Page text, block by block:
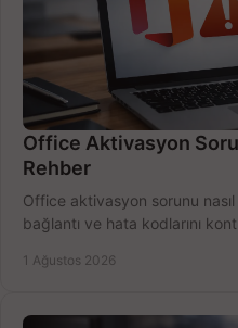
Office Aktivasyon
Rehber
Office aktivasyon sorunu
bağlantı ve hata kodlarını
1 Ağustos 2026